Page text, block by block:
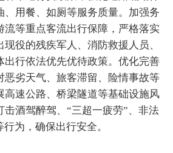
、用餐、如厕等服务质量。加强务
流等重点客流出行保障，严格落实
役的残疾军人、消防救援人员、
出行依法优先优待政策。优化完善
恶劣天气、旅客滞留、险情事故等
高速公路、桥梁隧道等基础设施风
击酒驾醉驾、“三超一疲劳”、非法
为，确保出行安全。